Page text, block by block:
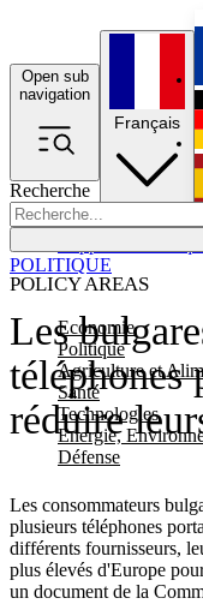
Open sub
navigation
Recherche
POLICY AREAS
Economie
Politique
Agriculture et
Santé
Technologies
Energie,
Défense
Français
Les
téléphones
réduire
Les consommateurs
plusieurs téléphones
différents fournisseurs,
plus élevés d'Europe
un document de la
POLITIQUE